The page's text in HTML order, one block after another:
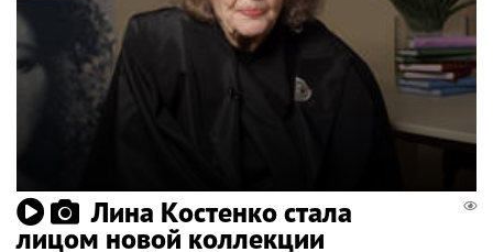
Лина Костенко стала
лицом новой коллекции